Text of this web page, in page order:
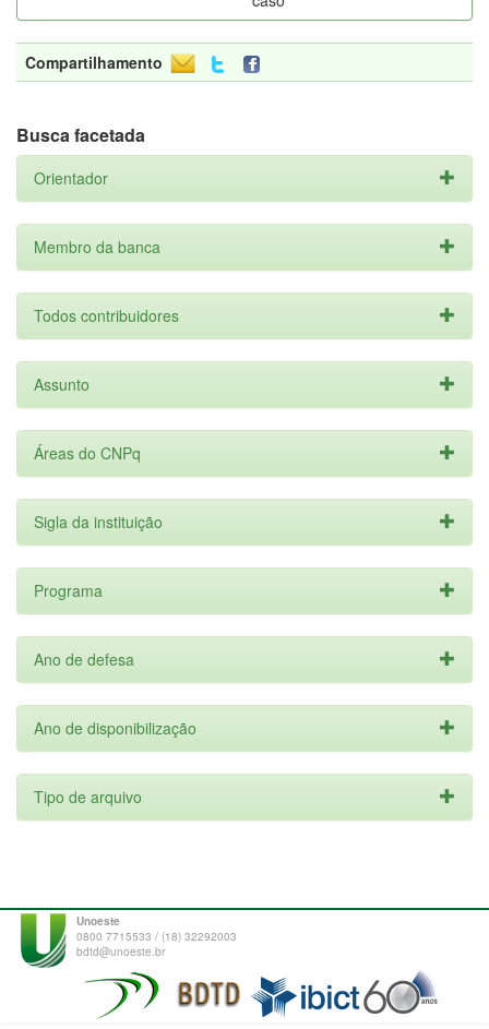
Compartilhamento
Busca facetada
Orientador
Membro da banca
Todos contribuidores
Assunto
Áreas do CNPq
Sigla da instituição
Programa
Ano de defesa
Ano de disponibilização
Tipo de arquivo
Unoeste
0800 7715533 / (18) 32292003
bdtd@unoeste.br